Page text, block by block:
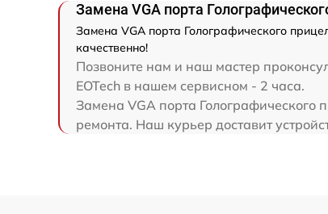
Замена VGA порта
Замена VGA порта Голографического
качественно!
Позвоните нам и наш мастер
EOTech в нашем сервисном - 2 часа.
Замена VGA порта Голографического
ремонта. Наш курьер доставит